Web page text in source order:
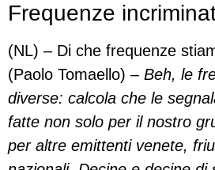
Frequenze
(NL) – Di che frequenze
(Paolo Tomaello) –Beh, le
diverse: calcola che le
fatte non solo per il nostro
per altre emittenti venete,